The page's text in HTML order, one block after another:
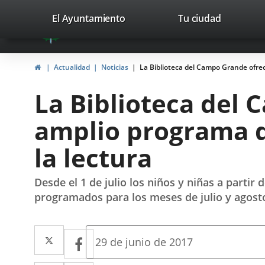
Portal
Web
del
Valladolid
avaTop
valladolid.es
El Ayuntamiento Tu ciudad
InicioActualidad Noticias La Biblioteca del Campo Grande
La Biblioteca del
amplio programa
la lectura
Desde el 1 de julio los niños y niñas a partir
programados para los meses de julio y
Twitter
Enlace
a
Facebook
Enlace
a
Fecha
29 de junio de 2017